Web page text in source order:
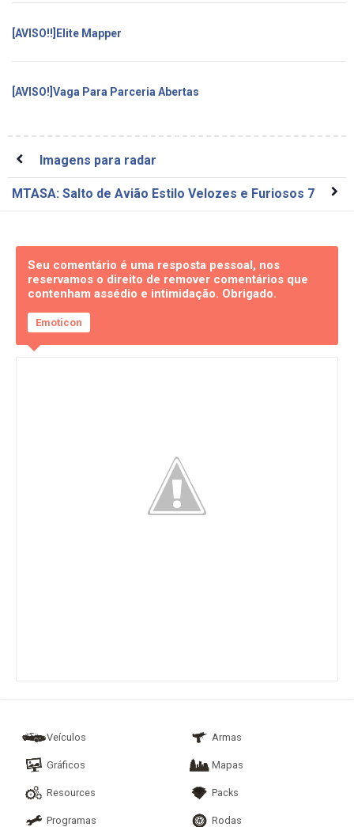
[AVISO!!]Elite Mapper
[AVISO!]Vaga Para Parceria Abertas
Imagens para radar
MTASA: Salto de Avião Estilo Velozes e Furiosos 7
Seu comentário é uma resposta pessoal, nos
reservamos o direito de remover comentários que
contenham assédio e intimidação. Obrigado.
Emoticon
Veículos Armas
Gráficos Mapas
Resources Packs
Programas Rodas